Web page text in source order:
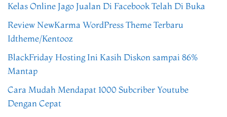
Kelas Online Jago Jualan Di Facebook Telah Di Buka
Review NewKarma WordPress Theme Terbaru
Idtheme/Kentooz
BlackFriday Hosting Ini Kasih Diskon sampai 86%
Mantap
Cara Mudah Mendapat 1000 Subcriber Youtube
Dengan Cepat